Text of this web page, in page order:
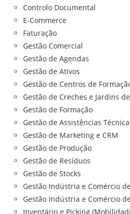
Controlo Documental
E-Commerce
Faturação
Gestão Comercial
Gestão de Agendas
Gestão de Ativos
Gestão de Centros de
Gestão de Creches e Jardins
Gestão de Formação
Gestão de Assistências
Gestão de Marketing e CRM
Gestão de Produção
Gestão de Resíduos
Gestão de Stocks
Gestão Indústria e Comércio
Gestão Indústria e Comércio
Inventário e Picking